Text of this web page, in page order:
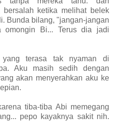
bersalah ketika melihat belek
Bunda bilang, "jangan-jangan
omongin Bi... Terus dia jadi
terasa tak nyaman di
Aku masih sedih dengan
akan menyerahkan aku ke
tiba-tiba Abi memegang
pepo kayaknya sakit nih.